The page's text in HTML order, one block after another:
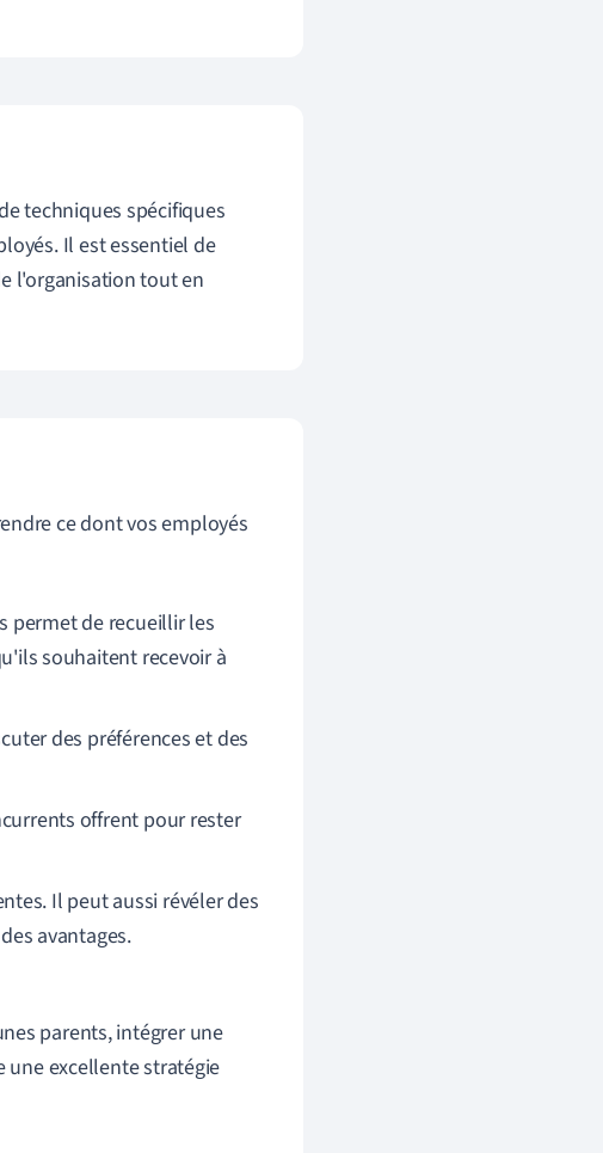
techniques spécifiques
Il est essentiel de
l'organisation tout en
ce dont vos employés
permet de recueillir les
souhaitent recevoir à
des préférences et des
offrent pour rester
Il peut aussi révéler des
avantages.
parents, intégrer une
excellente stratégie